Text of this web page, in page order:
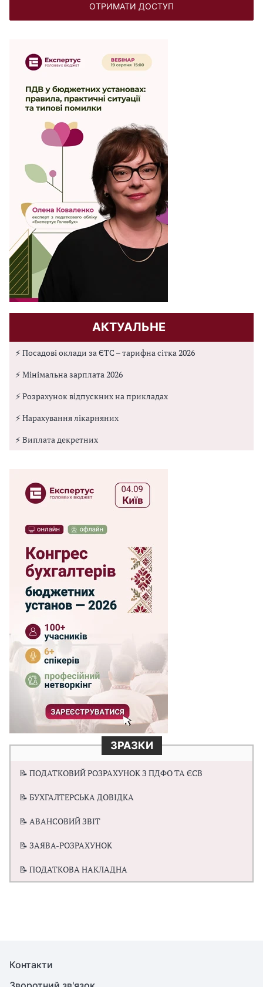
ОТРИМАТИ ДОСТУП
АКТУАЛЬНЕ
⚡ Посадові оклади за ЄТС – тарифна сітка 2026
⚡ Мінімальна зарплата 2026
⚡ Розрахунок відпускних на прикладах
⚡ Нарахування лікарняних
⚡ Виплата декретних
ЗРАЗКИ
📝 ПОДАТКОВИЙ РОЗРАХУНОК З ПДФО ТА ЄСВ
📝 БУХГАЛТЕРСЬКА ДОВІДКА
📝 АВАНСОВИЙ ЗВІТ
📝 ЗАЯВА-РОЗРАХУНОК
📝 ПОДАТКОВА НАКЛАДНА
Контакти